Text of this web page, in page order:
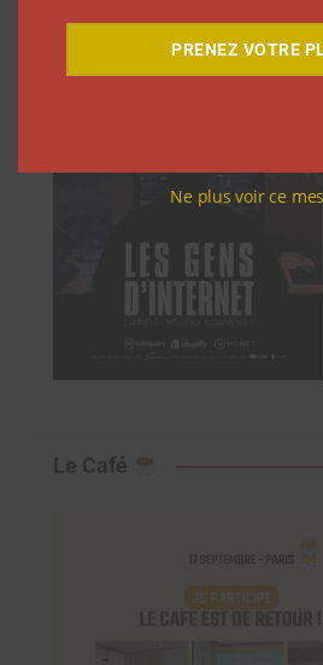
Le Café
PRENEZ VOTRE
Ne plus voir ce